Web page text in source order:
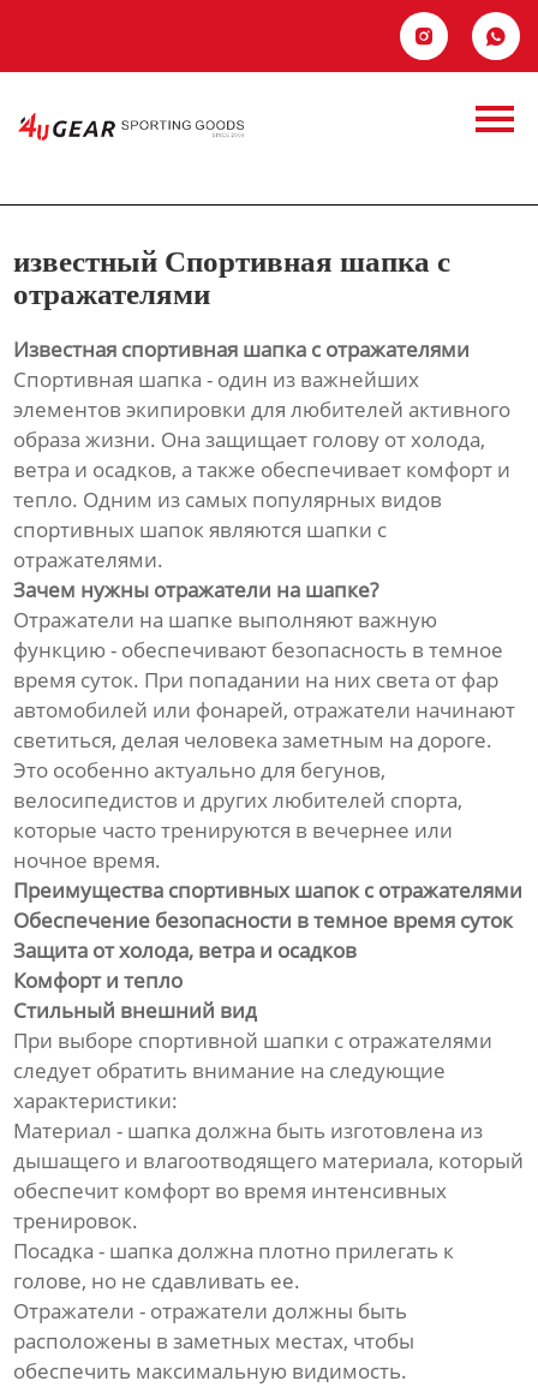
 
Контакты
известный
Спортивная шапка
с отражателями
известный Спортивная шапка с
отражателями
Известная спортивная шапка с отражателями
Спортивная шапка - один из важнейших
элементов экипировки для любителей активного
образа жизни. Она защищает голову от холода,
ветра и осадков, а также обеспечивает комфорт и
тепло. Одним из самых популярных видов
спортивных шапок являются шапки с
отражателями.
Зачем нужны отражатели на шапке?
Отражатели на шапке выполняют важную
функцию - обеспечивают безопасность в темное
время суток. При попадании на них света от фар
автомобилей или фонарей, отражатели начинают
светиться, делая человека заметным на дороге.
Это особенно актуально для бегунов,
велосипедистов и других любителей спорта,
которые часто тренируются в вечернее или
ночное время.
Преимущества спортивных шапок с отражателями
Обеспечение безопасности в темное время суток
Защита от холода, ветра и осадков
Комфорт и тепло
Стильный внешний вид
При выборе спортивной шапки с отражателями
следует обратить внимание на следующие
характеристики:
Материал - шапка должна быть изготовлена из
дышащего и влагоотводящего материала, который
обеспечит комфорт во время интенсивных
тренировок.
Посадка - шапка должна плотно прилегать к
голове, но не сдавливать ее.
Отражатели - отражатели должны быть
расположены в заметных местах, чтобы
обеспечить максимальную видимость.